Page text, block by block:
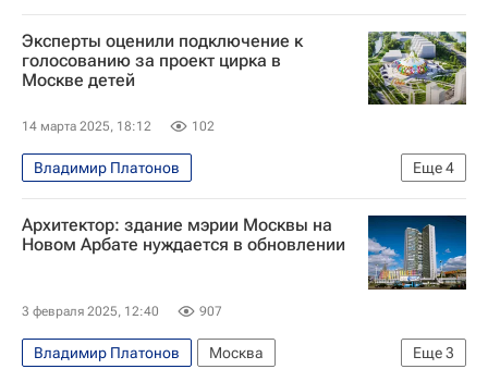
Эксперты оценили подключение к
голосованию за проект цирка в
Москве детей
14 марта 2025, 18:12 102
Еще4
Владимир Платонов
Москва Сегодня: мегаполис для жизни
Сергей Собянин
Московская городская дума
Архитектор: здание мэрии Москвы на
Новом Арбате нуждается в обновлении
3 февраля 2025, 12:40 907
Еще3
Владимир Платонов
Москва